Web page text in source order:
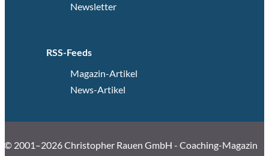
Newsletter
RSS-Feeds
Magazin-Artikel
News-Artikel
© 2001–2026 Christopher Rauen GmbH - Coaching-Magazin